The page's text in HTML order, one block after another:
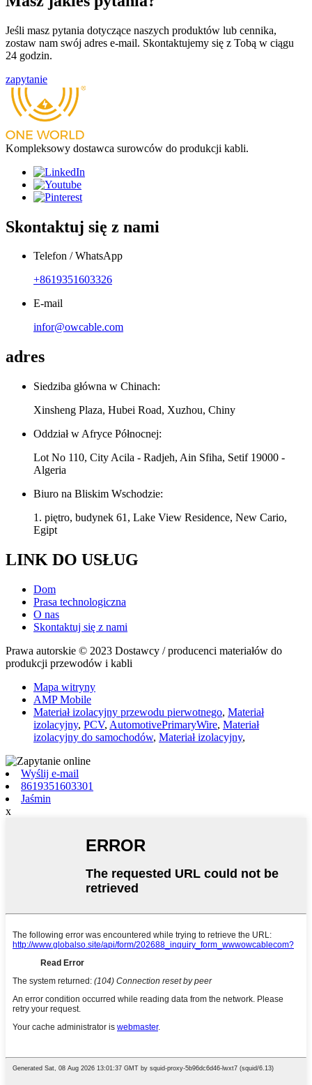
Jeśli masz pytania dotyczące naszych produktów lub cennika,
zostaw nam swój adres e-mail. Skontaktujemy się z Tobą w ciągu
24 godzin.
zapytanie
Kompleksowy dostawca surowców do produkcji kabli.
Skontaktuj się z nami
Telefon / WhatsApp
+8619351603326
E-mail
infor@owcable.com
adres
Siedziba główna w Chinach:
Xinsheng Plaza, Hubei Road, Xuzhou, Chiny
Oddział w Afryce Północnej:
Lot No 110, City Acila - Radjeh, Ain Sfiha, Setif 19000 -
Algeria
Biuro na Bliskim Wschodzie:
1. piętro, budynek 61, Lake View Residence, New Cario,
Egipt
LINK DO USŁUG
Dom
Prasa technologiczna
O nas
Skontaktuj się z nami
Prawa autorskie © 2023 Dostawcy / producenci materiałów do
produkcji przewodów i kabli
Mapa witryny
AMP Mobile
Materiał izolacyjny przewodu pierwotnego, Materiał
izolacyjny, PCV, AutomotivePrimaryWire, Materiał
izolacyjny do samochodów, Materiał izolacyjny,
Wyślij e-mail
8619351603301
Jaśmin
x